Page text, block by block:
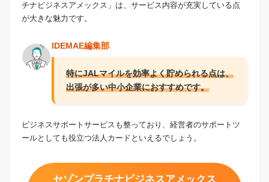
チナビジネスアメックス」は、サービス内容が充実している点
が大きな魅力です。
IDEMAE編集部
特にJALマイルを効率よく貯められる点は、
出張が多い中小企業におすすめです。
ビジネスサポートサービスも整っており、経営者のサポートツ
ールとしても役立つ法人カードといえるでしょう。
セゾンプラチナビジネスアメックス